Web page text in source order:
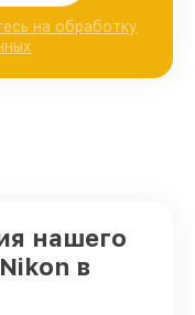
на обработку
нашего
в